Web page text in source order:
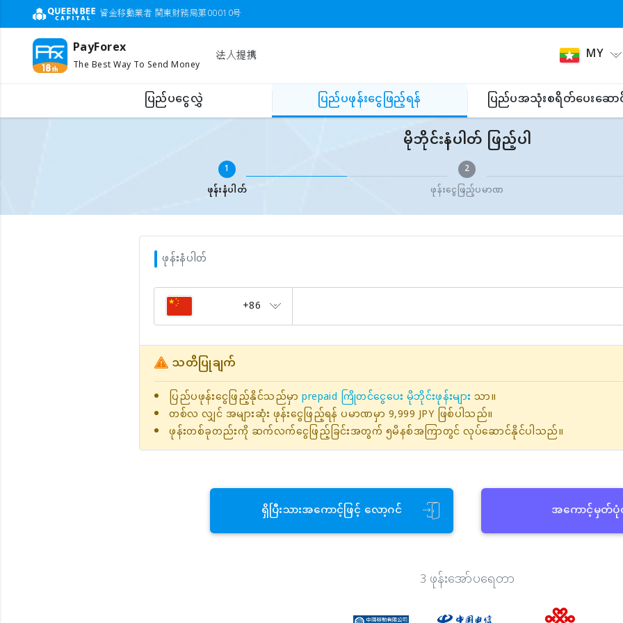
資金移動業者 関東財務局第00010号
PayForex
The Best Way To Send Money 法人提携 MY
ပြည်ပငွေလွှဲ
ပြည်ပဖုန်းငွေဖြည့်ရန် ပြည်ပအသုံးစရိတ်ပေးဆော
မိုဘိုင်းနံပါတ် ဖြည့်ပါ
မိုဘိုင်းနံပါတ် ဖြည့်ပါ
1
ဖုန်းနံပါတ်
2
ဖုန်းငွေဖြည့်ပမာဏ
ဖုန်းနံပါတ်
+86
သတိပြုချက်
ပြည်ပဖုန်းငွေဖြည့်နိုင်သည်မှာprepaid ကြိုတင်ငွေပေး မိုဘိုင်းဖုန်းများသာ။
တစ်လ လျှင် အများဆုံး ဖုန်းငွေဖြည့်ရန် ပမာဏမှာ 9,999 JPY ဖြစ်ပါသည်။
ဖုန်းတစ်ခုတည်းကို ဆက်လက်ငွေဖြည့်ခြင်းအတွက် ၅မိနစ်အကြာတွင် လုပ်ဆောင်နိုင်ပါသည်။
ရှိပြီးသားအကောင့်ဖြင့် လော့ဂင် အကောင့်မှတ်
3 ဖုန်းအော်ပရေတာ